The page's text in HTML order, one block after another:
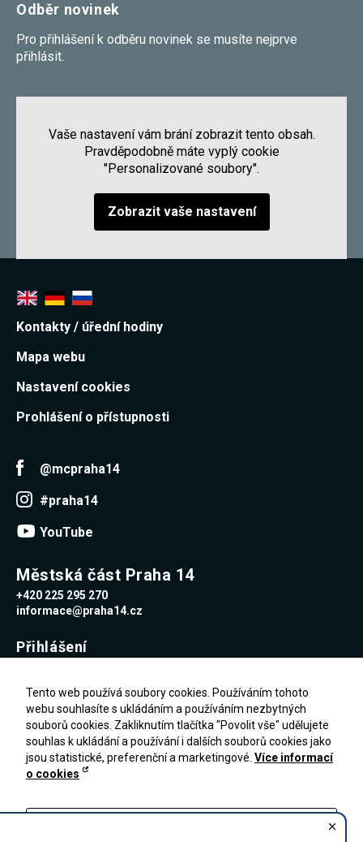
Vaše nastavení vám brání zobrazit tento obsah.
Pravděpodobně máte vyplý cookie
"Personalizované soubory".
Zobrazit vaše nastavení
Odběr novinek
Pro přihlášení k odběru novinek se musíte nejprve
přihlásit.
Kontakty / úřední hodiny
Mapa webu
Nastavení cookies
Prohlášení o přístupnosti
@mcpraha14
#praha14
YouTube
Městská část Praha 14
+420 225 295 270
informace@praha14.cz
Přihlášení
Heslo
Tento web používá soubory cookies. Používáním tohoto
webu souhlasíte s ukládáním a používáním nezbytných
souborů cookies. Zakliknutím tlačítka "Povolit vše" udělujete
souhlas k ukládání a používání i dalších souborů cookies jako
jsou statistické, preferenční a marketingové. Více informací
o cookies